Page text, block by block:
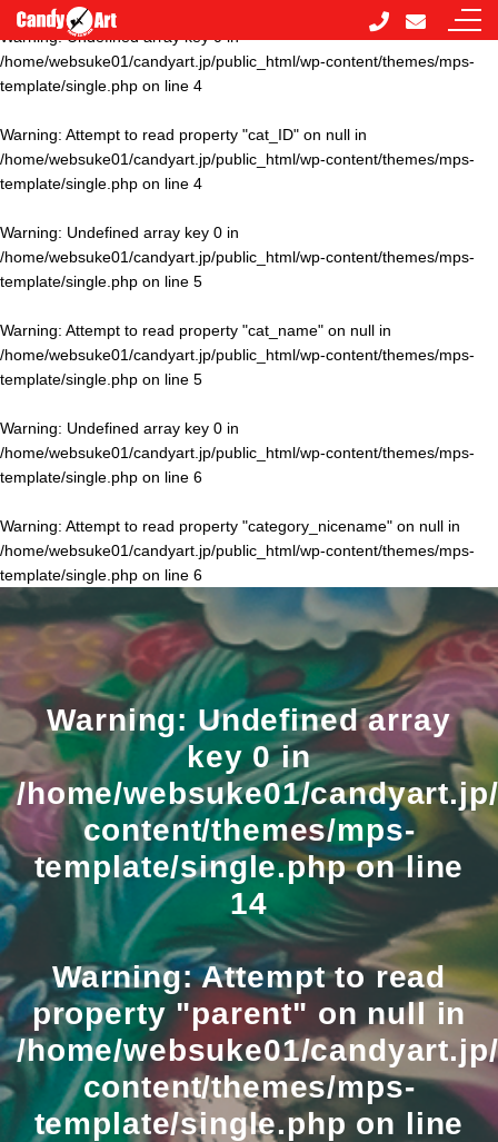
Warning: Undefined array key 0 in
/home/websuke01/candyart.jp/public_html/wp-content/themes/mps-
template/single.php on line 4
Warning: Attempt to read property "cat_ID" on null in
/home/websuke01/candyart.jp/public_html/wp-content/themes/mps-
template/single.php on line 4
Warning: Undefined array key 0 in
/home/websuke01/candyart.jp/public_html/wp-content/themes/mps-
template/single.php on line 5
Warning: Attempt to read property "cat_name" on null in
/home/websuke01/candyart.jp/public_html/wp-content/themes/mps-
template/single.php on line 5
Warning: Undefined array key 0 in
/home/websuke01/candyart.jp/public_html/wp-content/themes/mps-
template/single.php on line 6
Warning: Attempt to read property "category_nicename" on null in
/home/websuke01/candyart.jp/public_html/wp-content/themes/mps-
template/single.php on line 6
Warning: Undefined array
key 0 in
/home/websuke01/
content/themes/mps-
template/single.phpon line
14
Warning: Attempt to read
property "parent" on null in
/home/websuke01/
content/themes/mps-
template/single.php on line